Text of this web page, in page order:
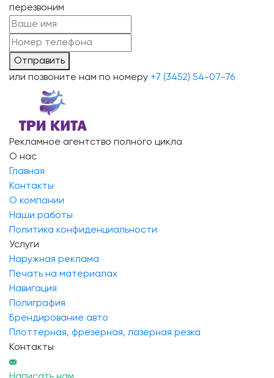
перезвоним
Отправить
или позвоните нам по номеру +7 (3452) 54-07-76
Рекламное агентство полного цикла
О нас
Главная
Контакты
О компании
Наши работы
Политика конфиденциальности
Услуги
Наружная реклама
Печать на материалах
Навигация
Полиграфия
Брендирование авто
Плоттерная, фрезерная, лазерная резка
Контакты